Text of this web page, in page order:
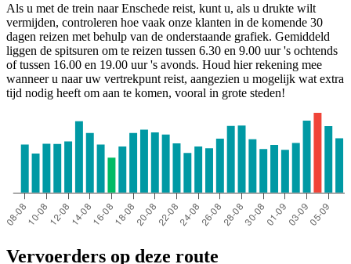
Als u met de trein naar Enschede reist, kunt u, als u drukte wilt
vermijden, controleren hoe vaak onze klanten in de komende 30
dagen reizen met behulp van de onderstaande grafiek. Gemiddeld
liggen de spitsuren om te reizen tussen 6.30 en 9.00 uur 's ochtends
of tussen 16.00 en 19.00 uur 's avonds. Houd hier rekening mee
wanneer u naar uw vertrekpunt reist, aangezien u mogelijk wat extra
tijd nodig heeft om aan te komen, vooral in grote steden!
Vervoerders op deze route